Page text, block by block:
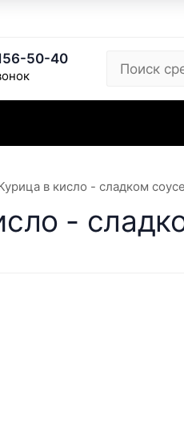
50-40
в кисло - сладком соусе
-